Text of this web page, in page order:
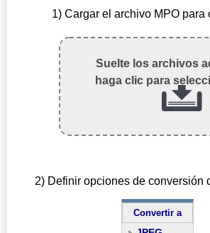
1) Cargar el archivo MPO para
Suelte los archivos
haga clic para
2) Definir opciones de conversión
Convertir a